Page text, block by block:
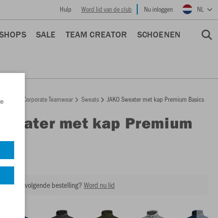
Hulp Word lid van de club Nu inloggen NL
SALE TEAM CREATOR SCHOENEN
Corporate Teamwear Sweats JAKO Sweater met kap Premium Basics
Sweater met kap Premium
op je volgende bestelling?Word nu lid